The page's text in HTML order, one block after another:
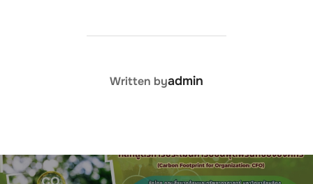
POST AUTHOR
Written byadmin
Post